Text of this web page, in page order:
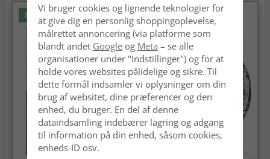
Nyhed
Vi bruger cookies og lignende teknologier for
at give dig en personlig shoppingoplevelse,
målrettet annoncering (via platforme som
blandt andet Googleog Meta – se alle
organisationer under "Indstillinger") og for at
holde vores websites pålidelige og sikre. Til
dette formål indsamler vi oplysninger om din
brug af websitet, dine præferencer og den
enhed, du bruger. En del af denne
dataindsamling indebærer lagring og adgang
til information på din enhed, såsom cookies,
enheds-ID osv.